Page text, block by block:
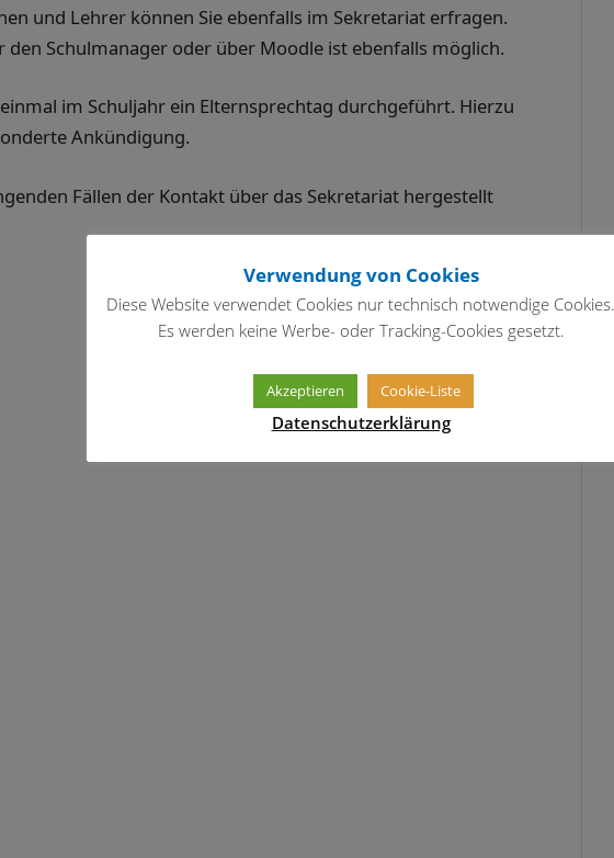
und Lehrer können Sie ebenfalls im Sekretariat erfragen.
den Schulmanager oder über Moodle ist ebenfalls möglich.
im Schuljahr ein Elternsprechtag durchgeführt. Hierzu
Ankündigung.
Fällen der Kontakt über das Sekretariat hergestellt
Verwendung von Cookies
Diese Website verwendet Cookies nur technisch notwendige Cookies.
Es werden keine Werbe- oder Tracking-Cookies gesetzt.
Akzeptieren Cookie-Liste
Datenschutzerklärung